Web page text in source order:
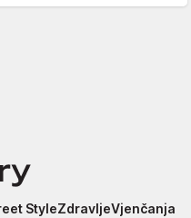
StyleZdravljeVjenčanja